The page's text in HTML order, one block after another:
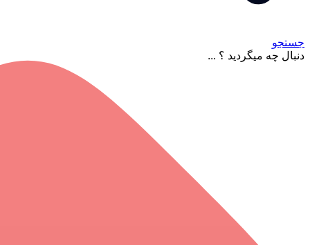
جستجو
دنبال چه میگردید ؟ ...